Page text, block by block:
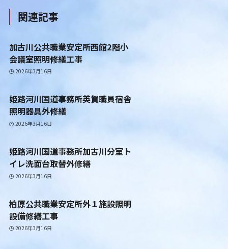
関連記事
加古川公共職業安定所西館2階小
会議室照明修繕工事
2026年3月16日
姫路河川国道事務所英賀職員宿舎
照明器具外修繕
2026年3月16日
姫路河川国道事務所加古川分室ト
イレ洗面台取替外修繕
2026年3月16日
柏原公共職業安定所外１施設照明
設備修繕工事
2026年3月16日